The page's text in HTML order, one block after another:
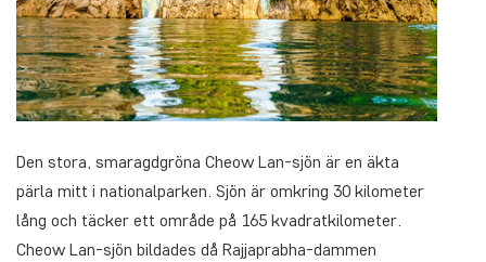
Den stora, smaragdgröna Cheow Lan-sjön är en äkta
pärla mitt i nationalparken. Sjön är omkring 30 kilometer
lång och täcker ett område på 165 kvadratkilometer.
Cheow Lan-sjön bildades då Rajjaprabha-dammen